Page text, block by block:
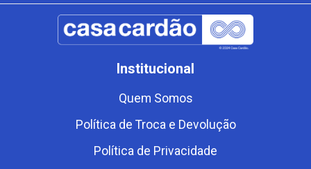
Institucional
Quem Somos
Política de Troca e Devolução
Política de Privacidade